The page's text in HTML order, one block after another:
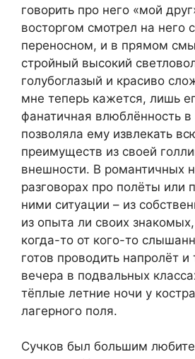
говорить про него «мой
восторгом смотрел на него
переносном, и в прямом
стройный высокий
голубоглазый и красиво
мне теперь кажется, лишь
фанатичная влюблённость
позволяла ему извлекать
преимуществ из своей
внешности. В романтичных
разговорах про полёты или
ними ситуации – из
из опыта ли своих
когда-то от кого-то
готов проводить напролёт
вечера в подвальных
тёплые летние ночи у
лагерного поля.
Сучков был большим